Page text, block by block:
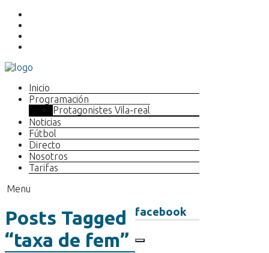
Inicio
Programación
Protagonistes Vila-real
Noticias
Fútbol
Directo
Nosotros
Tarifas
Menu
facebook
Posts Tagged
“taxa de fem”